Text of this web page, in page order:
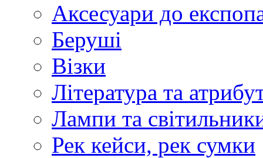
Аксесуари до
Беруші
Візки
Література та
Лампи та
Рек кейси, рек сумки